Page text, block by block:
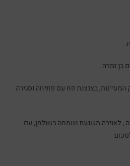
בן זמרה
בצנצנת פח עם פתיחה וסגירה
, לאוירה משגעת ושמחה בשולחן, עם